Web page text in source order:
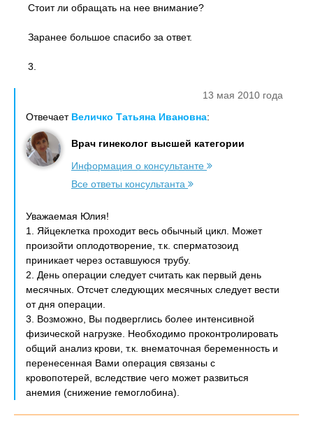
Стоит ли обращать на нее внимание?
Заранее большое спасибо за ответ.
3.
13 мая 2010 года
Отвечает Величко Татьяна Ивановна:
Врач гинеколог высшей категории
Информация о консультанте
Все ответы консультанта
Уважаемая Юлия!
1. Яйцеклетка проходит весь обычный цикл. Может
произойти оплодотворение, т.к. сперматозоид
приникает через оставшуюся трубу.
2. День операции следует считать как первый день
месячных. Отсчет следующих месячных следует вести
от дня операции.
3. Возможно, Вы подверглись более интенсивной
физической нагрузке. Необходимо проконтролировать
общий анализ крови, т.к. внематочная беременность и
перенесенная Вами операция связаны с
кровопотерей, вследствие чего может развиться
анемия (снижение гемоглобина).